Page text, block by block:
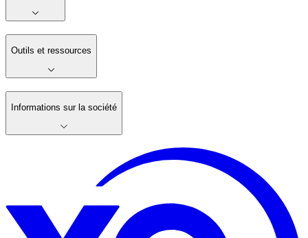
Outils et ressources
Informations sur la société